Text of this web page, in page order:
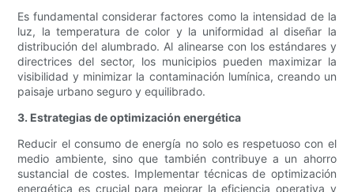
Es fundamental considerar factores como la intensidad de la
luz, la temperatura de color y la uniformidad al diseñar la
distribución del alumbrado. Al alinearse con los estándares y
directrices del sector, los municipios pueden maximizar la
visibilidad y minimizar la contaminación lumínica, creando un
paisaje urbano seguro y equilibrado.
3. Estrategias de optimización energética
Reducir el consumo de energía no solo es respetuoso con el
medio ambiente, sino que también contribuye a un ahorro
sustancial de costes. Implementar técnicas de optimización
energética es crucial para mejorar la eficiencia operativa y